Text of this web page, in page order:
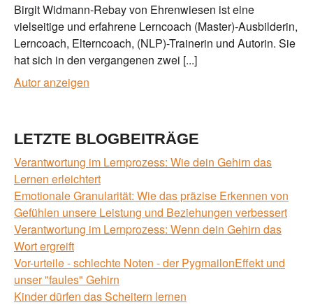
Birgit Widmann-Rebay von Ehrenwiesen ist eine
vielseitige und erfahrene Lerncoach (Master)-Ausbilderin,
Lerncoach, Elterncoach, (NLP)-Trainerin und Autorin. Sie
hat sich in den vergangenen zwei [...]
Autor anzeigen
LETZTE BLOGBEITRÄGE
Verantwortung im Lernprozess: Wie dein Gehirn das
Lernen erleichtert
Emotionale Granularität: Wie das präzise Erkennen von
Gefühlen unsere Leistung und Beziehungen verbessert
Verantwortung im Lernprozess: Wenn dein Gehirn das
Wort ergreift
Vor-urteile - schlechte Noten - der PygmailonEffekt und
unser "faules" Gehirn
Kinder dürfen das Scheitern lernen